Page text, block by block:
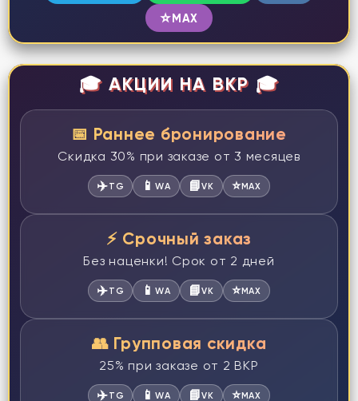
⭐MAX
🎓 АКЦИИ НА ВКР 🎓
📅 Раннее бронирование
Скидка 30% при заказе от 3 месяцев
✈️TG 📱WA 📘VK ⭐MAX
⚡ Срочный заказ
Без наценки! Срок от 2 дней
✈️TG 📱WA 📘VK ⭐MAX
👥 Групповая скидка
25% при заказе от 2 ВКР
✈️TG 📱WA 📘VK ⭐MAX